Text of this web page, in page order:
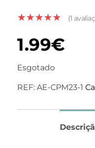
(1
1.99€
Esgotado
REF: AE-CPM23-1